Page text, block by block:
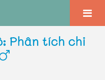
Phân tích chi